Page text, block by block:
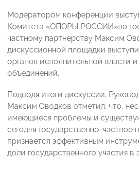
Модератором конференции
Комитета «ОПОРЫ РОССИИ»по
частному партнерству Максим
дискуссионной площадки
органов исполнительной власти
объединений.
Подводя итоги дискуссии,
Максим Оводков отметил, что,
имеющиеся проблемы и
сегодня государственно-частное
признается эффективным
доли государственного участия в